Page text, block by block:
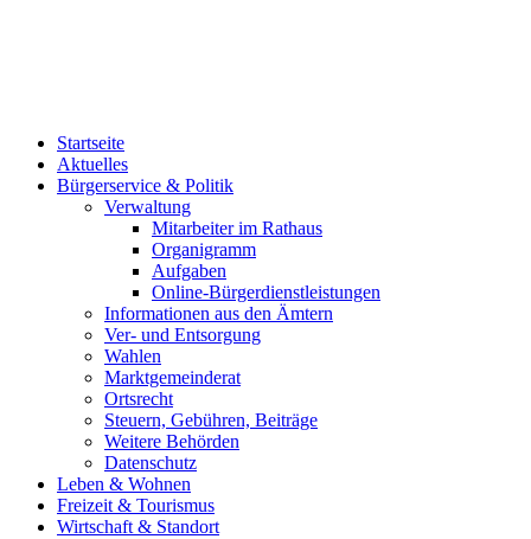
Startseite
Aktuelles
Bürgerservice & Politik
Verwaltung
Mitarbeiter im Rathaus
Organigramm
Aufgaben
Online-Bürgerdienstleistungen
Informationen aus den Ämtern
Ver- und Entsorgung
Wahlen
Marktgemeinderat
Ortsrecht
Steuern, Gebühren, Beiträge
Weitere Behörden
Datenschutz
Leben & Wohnen
Freizeit & Tourismus
Wirtschaft & Standort